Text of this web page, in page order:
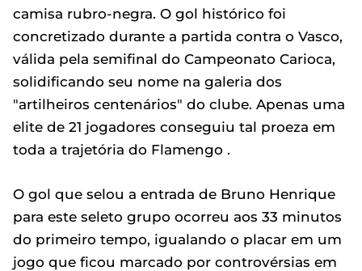
camisa rubro-negra. O gol histórico foi
concretizado durante a partida contra o Vasco,
válida pela semifinal do Campeonato Carioca,
solidificando seu nome na galeria dos
"artilheiros centenários" do clube. Apenas uma
elite de 21 jogadores conseguiu tal proeza em
toda a trajetória do Flamengo .
O gol que selou a entrada de Bruno Henrique
para este seleto grupo ocorreu aos 33 minutos
do primeiro tempo, igualando o placar em um
jogo que ficou marcado por controvérsias em